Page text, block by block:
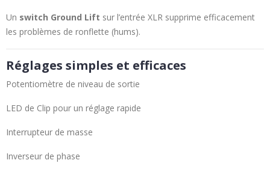
Un switch Ground Lift sur l’entrée XLR supprime efficacement
les problèmes de ronflette (hums).
Réglages simples et efficaces
Potentiomètre de niveau de sortie
LED de Clip pour un réglage rapide
Interrupteur de masse
Inverseur de phase